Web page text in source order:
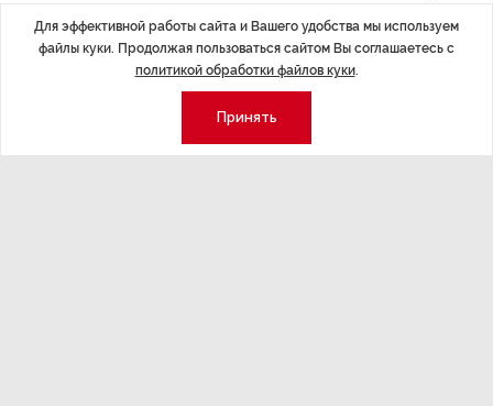
Министерство финансов РФ наращивает покупку
золота в резервы.
Рассказываем
и мире,
Для эффективной работы сайта и Вашего удобства мы используем
файлы куки. Продолжая пользоваться сайтом Вы соглашаетесь с
политикой обработки файлов куки.
Принять